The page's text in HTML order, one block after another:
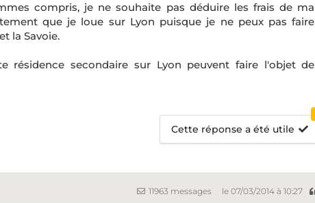
compris, je ne souhaite pas déduire les frais de ma
que je loue sur Lyon puisque je ne peux pas faire
la Savoie.
résidence secondaire sur Lyon peuvent faire l'objet de
Cette réponse a été utile
11963 messages le 07/03/2014 à 10:27